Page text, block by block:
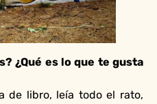
¿Qué es lo que te gusta
de libro, leía todo el rato,